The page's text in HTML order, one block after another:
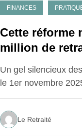
FINANCES
Cette réforme
million de
Un gel silencieux
le 1er novembre
Le Retraité